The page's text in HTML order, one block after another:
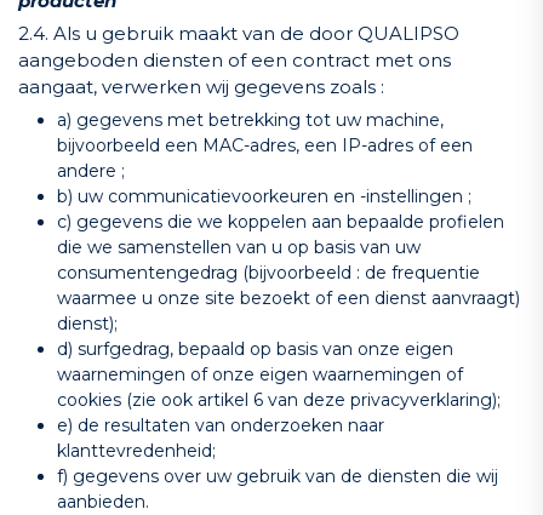
2.4. Als u gebruik maakt van de door QUALIPSO
aangeboden diensten of een contract met ons
aangaat, verwerken wij gegevens zoals :
a) gegevens met betrekking tot uw machine,
bijvoorbeeld een MAC-adres, een IP-adres of een
andere ;
b) uw communicatievoorkeuren en -instellingen ;
c) gegevens die we koppelen aan bepaalde profielen
die we samenstellen van u op basis van uw
consumentengedrag (bijvoorbeeld : de frequentie
waarmee u onze site bezoekt of een dienst aanvraagt)
dienst);
d) surfgedrag, bepaald op basis van onze eigen
waarnemingen of onze eigen waarnemingen of
cookies (zie ook artikel 6 van deze privacyverklaring);
e) de resultaten van onderzoeken naar
klanttevredenheid;
f) gegevens over uw gebruik van de diensten die wij
aanbieden.